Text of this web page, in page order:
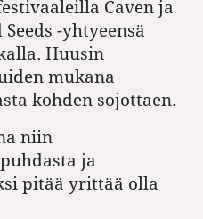
Caven ja
-yhtyeensä
Huusin
mukana
kohden sojottaen.
niin
ja
pitää yrittää olla